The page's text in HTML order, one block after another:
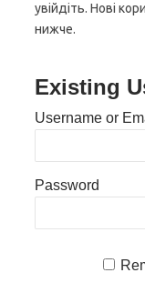
увійдіть. Нові
нижче.
Existing
Username or
Password